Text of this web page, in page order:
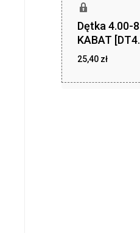
Dętka 4.00-
KABAT
25,40 zł